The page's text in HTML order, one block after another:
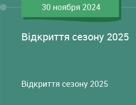
30 ноября 2024
Відкриття сезону 2025
Відкриття сезону 2025